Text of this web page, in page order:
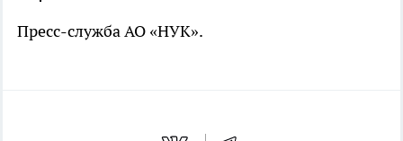
Пресс-служба АО «НУК».